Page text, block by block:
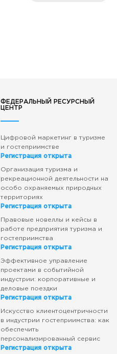
ФЕДЕРАЛЬНЫЙ РЕСУРСНЫЙ
ЦЕНТР
Цифровой маркетинг в туризме
и гостеприимстве
Регистрация открыта
Организация туризма и
рекреационной деятельности на
особо охраняемых природных
территориях
Регистрация открыта
Правовые новеллы и кейсы в
работе предприятия туризма и
гостеприимства
Регистрация открыта
Эффективное управление
проектами в событийной
индустрии: корпоративные и
деловые поездки
Регистрация открыта
Искусство клиентоцентричности
в индустрии гостеприимства: как
обеспечить
персонализированный сервис
Регистрация открыта